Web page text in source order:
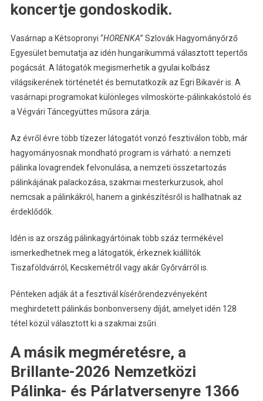
koncertje gondoskodik.
Vasárnap a Kétsopronyi “HORENKA” Szlovák Hagyományőrző
Egyesület bemutatja az idén hungarikummá választott tepertős
pogácsát. A látogatók megismerhetik a gyulai kolbász
világsikerének történetét és bemutatkozik az Egri Bikavér is. A
vasárnapi programokat különleges vilmoskörte-pálinkakóstoló és
a Végvári Táncegyüttes műsora zárja.
Az évről évre több tízezer látogatót vonzó fesztiválon több, már
hagyományosnak mondható program is várható: a nemzeti
pálinka lovagrendek felvonulása, a nemzeti összetartozás
pálinkájának palackozása, szakmai mesterkurzusok, ahol
nemcsak a pálinkákról, hanem a ginkészítésről is hallhatnak az
érdeklődők.
Idén is az ország pálinkagyártóinak több száz termékével
ismerkedhetnek meg a látogatók, érkeznek kiállítók
Tiszaföldvárról, Kecskemétről vagy akár Győrvárról is.
Pénteken adják át a fesztivál kísérőrendezvényeként
meghirdetett pálinkás bonbonverseny díját, amelyet idén 128
tétel közül választott ki a szakmai zsűri.
A másik megméretésre, a
Brillante-2026 Nemzetközi
Pálinka- és Párlatversenyre 1366